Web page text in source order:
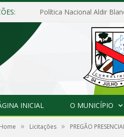
Política Nacional Aldir
INICIAL O MUNICÍPIO
Home » Licitações » PREGÃO